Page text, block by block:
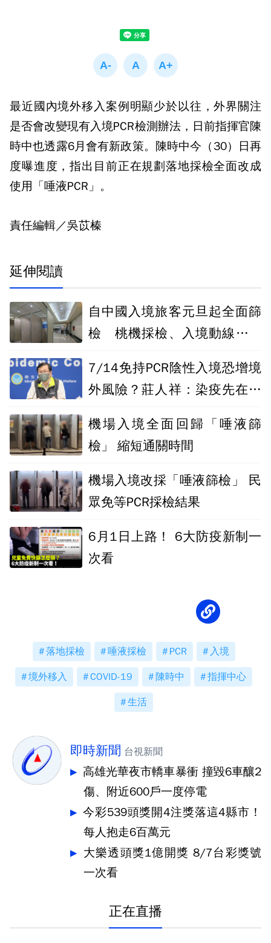
最近國內境外移入案例明顯少於以往，外界關注
是否會改變現有入境PCR檢測辦法，日前指揮官陳
時中也透露6月會有新政策。陳時中今（30）日再
度曝進度，指出目前正在規劃落地採檢全面改成
使用「唾液PCR」。
責任編輯／吳苡榛
延伸閱讀
自中國入境旅客元旦起全面篩
檢 桃機採檢、入境動線一次
7/14免持PCR陰性入境恐增境
外風險？莊人祥：染疫先在國
機場入境全面回歸「唾液篩
檢」 縮短通關時間
機場入境改採「唾液篩檢」 民
眾免等PCR採檢結果
6月1日上路！ 6大防疫新制一
次看
落地採檢 唾液採檢 PCR 入境
境外移入 COVID-19 陳時中 指揮中心
生活
即時新聞 台視新聞
高雄光華夜市轎車暴衝 撞毀6車釀2
傷、附近600戶一度停電
今彩539頭獎開4注獎落這4縣市！
每人抱走6百萬元
大樂透頭獎1億開獎 8/7台彩獎號
一次看
正在直播